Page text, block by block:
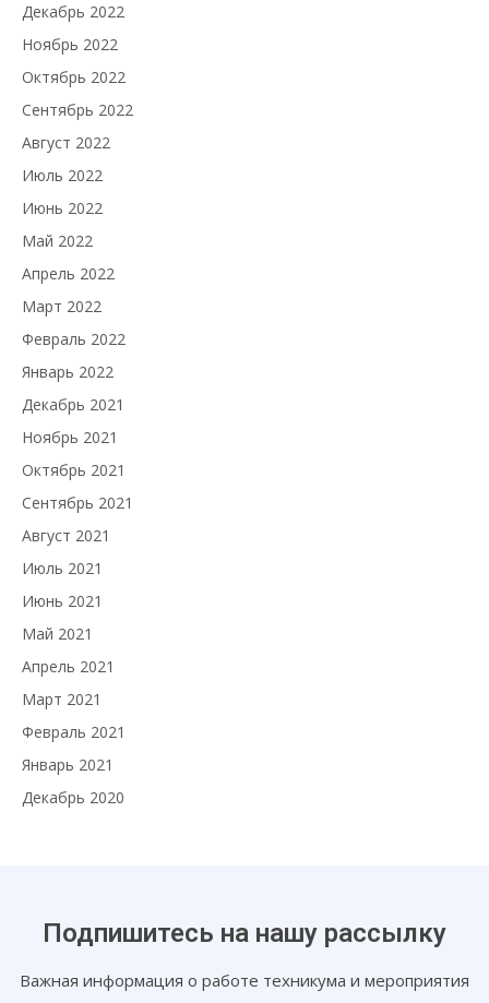
Декабрь 2022
Ноябрь 2022
Октябрь 2022
Сентябрь 2022
Август 2022
Июль 2022
Июнь 2022
Май 2022
Апрель 2022
Март 2022
Февраль 2022
Январь 2022
Декабрь 2021
Ноябрь 2021
Октябрь 2021
Сентябрь 2021
Август 2021
Июль 2021
Июнь 2021
Май 2021
Апрель 2021
Март 2021
Февраль 2021
Январь 2021
Декабрь 2020
Подпишитесь на нашу рассылку
Важная информация о работе техникума и мероприятия